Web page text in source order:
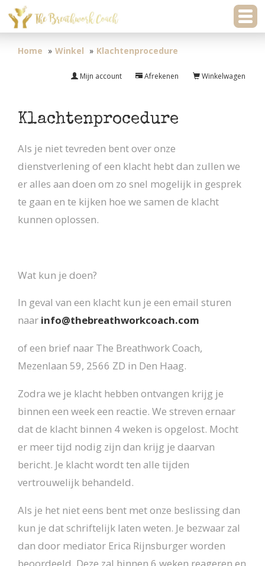
Home Winkel Klachtenprocedure
Winkelwagen
Afrekenen
Mijn account
Klachtenprocedure
Als je niet tevreden bent over onze
dienstverlening of een klacht hebt dan zullen we
er alles aan doen om zo snel mogelijk in gesprek
te gaan en te kijken hoe we samen de klacht
kunnen oplossen.
Wat kun je doen?
In geval van een klacht kun je een email sturen
naar info@thebreathworkcoach.com
of een brief naar The Breathwork Coach,
Mezenlaan 59, 2566 ZD in Den Haag.
Zodra we je klacht hebben ontvangen krijg je
binnen een week een reactie. We streven ernaar
dat de klacht binnen 4 weken is opgelost. Mocht
er meer tijd nodig zijn dan krijg je daarvan
bericht. Je klacht wordt ten alle tijden
vertrouwelijk behandeld.
Als je het niet eens bent met onze beslissing dan
kun je dat schriftelijk laten weten. Je bezwaar zal
dan door mediator Erica Rijnsburger worden
beoordeeld. Deze zal binnen 6 weken reageren en